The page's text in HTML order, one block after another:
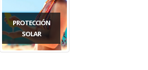
PROTECCIÓN
SOLAR